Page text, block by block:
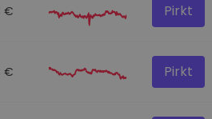
€ Pirkt
€ Pirkt